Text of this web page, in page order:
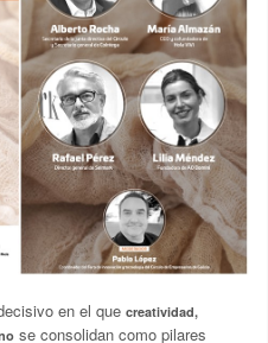
en el que creatividad,
se consolidan como pilares